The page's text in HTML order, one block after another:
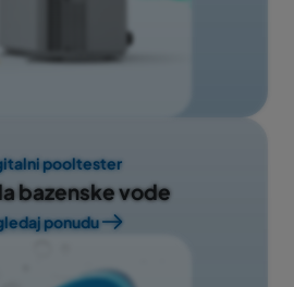
pooltester
bazenske vode
ponudu